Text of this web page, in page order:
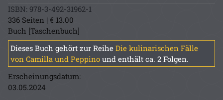
ISBN: 978-3-492-31962-1
336 Seiten | € 13.00
Buch [Taschenbuch]
Dieses Buch gehört zur Reihe Die kulinarischen Fälle
von Camilla und Peppino und enthält ca. 2 Folgen.
Erscheinungsdatum:
03.05.2024